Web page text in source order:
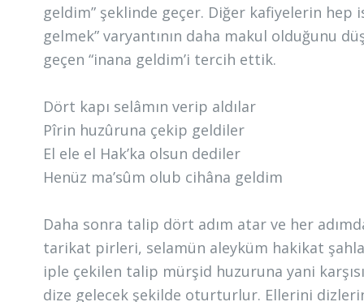
geldim” şeklinde geçer. Diğer kafiyelerin hep
gelmek” varyantının daha makul olduğunu
geçen “inana geldim’i tercih ettik.
Dört kapı selâmın verip aldılar
Pîrin huzûruna çekip geldiler
El ele el Hak’ka olsun dediler
Henüz ma’sûm olub cihâna geldim
Daha sonra talip dört adım atar ve her
tarikat pirleri, selamün aleyküm hakikat
iple çekilen talip mürşid huzuruna yani
dize gelecek şekilde oturturlur. Ellerini